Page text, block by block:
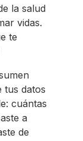
la salud
vidas.
te
tus datos
cuántas
a
de